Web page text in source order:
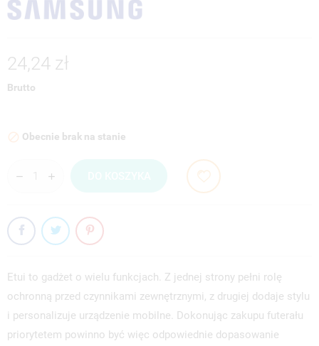
24,24 zł
Brutto
 Obecnie brak na stanie
Etui to gadżet o wielu funkcjach. Z jednej strony pełni rolę
ochronną przed czynnikami zewnętrznymi, z drugiej dodaje stylu
i personalizuje urządzenie mobilne. Dokonując zakupu futerału
priorytetem powinno być więc odpowiednie dopasowanie